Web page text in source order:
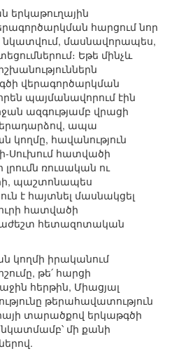
երկաթուղային
հարցում նոր
նկատվում, մասնավորապես,
Եթե մինչև
վերագործարկման
պայմանավորում էին
ազգությամբ վրացի
ապա
կողմը, հավանություն
Սուխում հատվածի
ռուսական ու
պաշտոնապես
է հայտնել մասնակցել
հատվածի
հետազոտական
կողմի իրականում
թե՛ հարցի
հերթին, Միացյալ
թերահավատություն
տարածքով երկաթգծի
մի քանի